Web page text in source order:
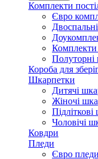
Комплекти
Євро
Комплекти
Полуторні
Короба для
Шкарпетки
Дитячі
Жіночі
Чоловічі
Ковдри
Пледи
Євро пледи